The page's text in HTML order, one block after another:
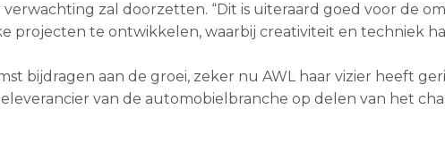
zal doorzetten. “Dit is uiteraard goed voor de
projecten te ontwikkelen, waarbij creativiteit en techniek
bijdragen aan de groei, zeker nu AWL haar vizier heeft
van de automobielbranche op delen van het